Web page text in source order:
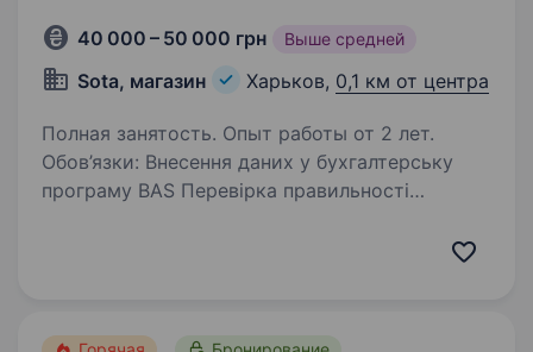
40 000 – 50 000 грн Выше средней
Sota, магазин Харьков, 0,1 км от центра
Полная занятость. Опыт работы от 2 лет.
Обов’язки: Внесення даних у бухгалтерську
програму BAS Перевірка правильності